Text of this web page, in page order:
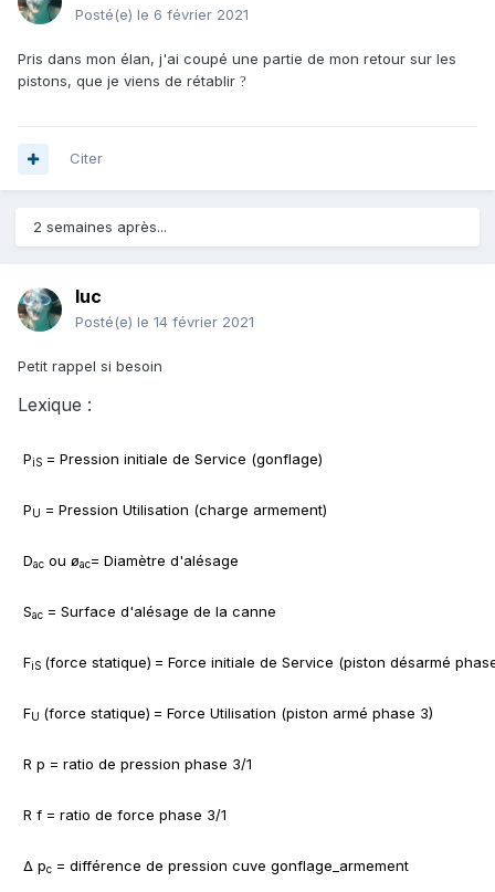
Posté(e) le 6 février 2021
Pris dans mon élan, j'ai coupé une partie de mon retour sur les
pistons, que je viens de rétablir ?
Citer
2 semaines après...
luc
Posté(e) le 14 février 2021
Petit rappel si besoin
Lexique :
PiS= Pression initiale de Service (gonflage)
PU = Pression Utilisation (charge armement)
Dacou øac= Diamètre d'alésage
Sac= Surface d'alésage de la canne
FiS (force statique) = Force initiale de Service (piston désarmé
FU (force statique) = Force Utilisation (piston armé phase 3)
R p = ratio de pression phase 3/1
R f = ratio de force phase 3/1
Δ pc= différence de pression cuve gonflage_armement